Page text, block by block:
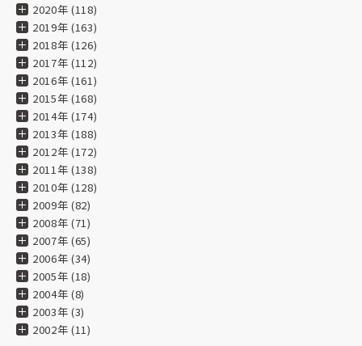
2020年 (118)
2019年 (163)
2018年 (126)
2017年 (112)
2016年 (161)
2015年 (168)
2014年 (174)
2013年 (188)
2012年 (172)
2011年 (138)
2010年 (128)
2009年 (82)
2008年 (71)
2007年 (65)
2006年 (34)
2005年 (18)
2004年 (8)
2003年 (3)
2002年 (11)